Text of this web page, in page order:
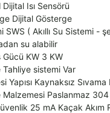
Dijital Isı Sensörü
Dijital Gösterge
SWS ( Akıllı Su Sistemi -
su alabilir
Gücü KW 3 KW
Tahliye sistemi Var
Yapısı Kaynaksız
Malzemesi Paslanmaz 304
üvenlik 25 mA Kaçak Akım